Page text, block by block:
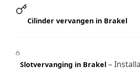
Cilinder vervangen in Brakel
Slotvervanging in Brakel –